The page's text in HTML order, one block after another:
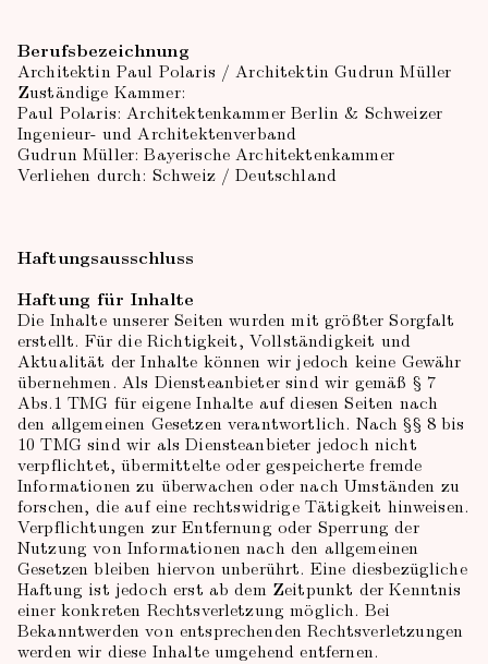
Berufsbezeichnung
Architektin Paul Polaris / Architektin Gudrun Müller
Zuständige Kammer:
Paul Polaris: Architektenkammer Berlin & Schweizer
Ingenieur- und Architektenverband
Gudrun Müller: Bayerische Architektenkammer
Verliehen durch: Schweiz / Deutschland
Haftungsausschluss
Haftung für Inhalte
Die Inhalte unserer Seiten wurden mit größter Sorgfalt
erstellt. Für die Richtigkeit, Vollständigkeit und
Aktualität der Inhalte können wir jedoch keine Gewähr
übernehmen. Als Diensteanbieter sind wir gemäß § 7
Abs.1 TMG für eigene Inhalte auf diesen Seiten nach
den allgemeinen Gesetzen verantwortlich. Nach §§ 8 bis
10 TMG sind wir als Diensteanbieter jedoch nicht
verpflichtet, übermittelte oder gespeicherte fremde
Informationen zu überwachen oder nach Umständen zu
forschen, die auf eine rechtswidrige Tätigkeit hinweisen.
Verpflichtungen zur Entfernung oder Sperrung der
Nutzung von Informationen nach den allgemeinen
Gesetzen bleiben hiervon unberührt. Eine diesbezügliche
Haftung ist jedoch erst ab dem Zeitpunkt der Kenntnis
einer konkreten Rechtsverletzung möglich. Bei
Bekanntwerden von entsprechenden Rechtsverletzungen
werden wir diese Inhalte umgehend entfernen.